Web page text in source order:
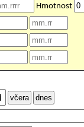
Hmotnost